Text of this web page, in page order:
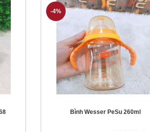
-4%
Bình Wesser PeSu 260ml